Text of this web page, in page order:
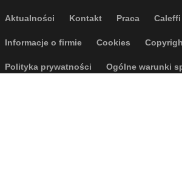
Footer secondary navigation
Aktualności Kontakt Praca
Footer menu
Informacje o firmie Cookies
Polityka prywatności Ogólne warunki